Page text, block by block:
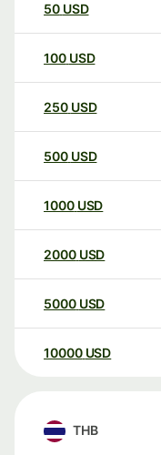
50 USD
100 USD
250 USD
500 USD
1000 USD
2000 USD
5000 USD
10000 USD
THB